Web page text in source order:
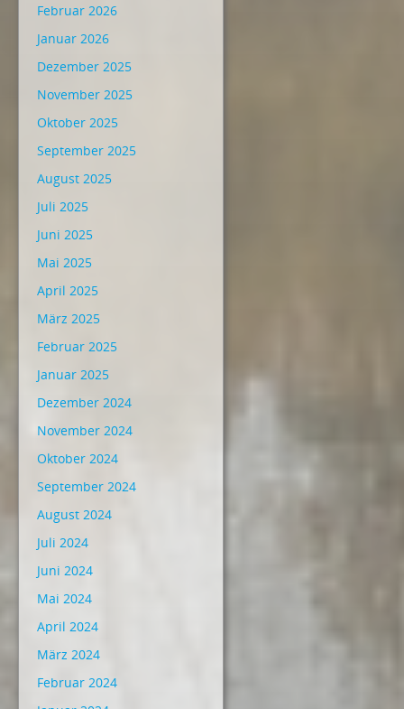
Februar 2026
Januar 2026
Dezember 2025
November 2025
Oktober 2025
September 2025
August 2025
Juli 2025
Juni 2025
Mai 2025
April 2025
März 2025
Februar 2025
Januar 2025
Dezember 2024
November 2024
Oktober 2024
September 2024
August 2024
Juli 2024
Juni 2024
Mai 2024
April 2024
März 2024
Februar 2024